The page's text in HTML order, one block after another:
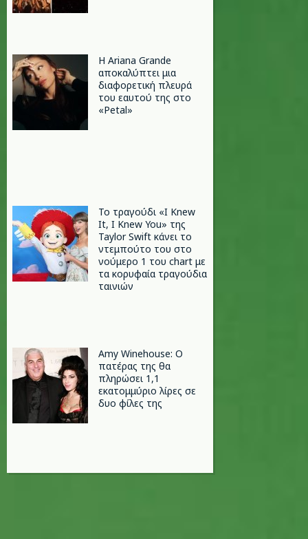
Η Ariana Grande
αποκαλύπτει μια
διαφορετική πλευρά
του εαυτού της στο
«Petal»
Το τραγούδι «I Knew
It, I Knew You» της
Taylor Swift κάνει το
ντεμπούτο του στο
νούμερο 1 του chart με
τα κορυφαία τραγούδια
ταινιών
Amy Winehouse: Ο
πατέρας της θα
πληρώσει 1,1
εκατομμύριο λίρες σε
δυο φίλες της